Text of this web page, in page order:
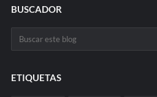
BUSCADOR
ETIQUETAS